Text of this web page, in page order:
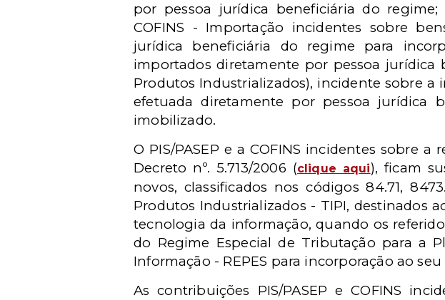
por pessoa jurídica beneficiária do
COFINS - Importação incidentes sobre
jurídica beneficiária do regime para
importados diretamente por pessoa jurídica
Produtos Industrializados), incidente sobre
efetuada diretamente por pessoa jurídica
imobilizado.
O PIS/PASEP e a COFINS incidentes sobre
Decreto nº. 5.713/2006 (clique aqui), ficam
novos, classificados nos códigos 84.71,
Produtos Industrializados - TIPI, destinados
tecnologia da informação, quando os
do Regime Especial de Tributação para a
Informação - REPES para incorporação ao
As contribuições PIS/PASEP e COFINS